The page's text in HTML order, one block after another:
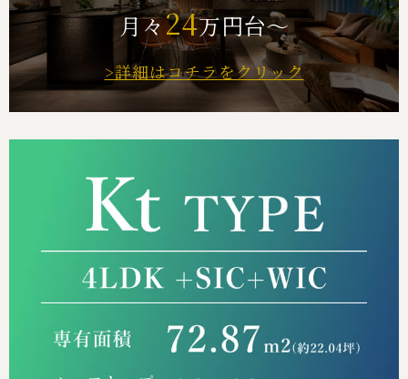
月々24万円台～
>詳細はコチラをクリック